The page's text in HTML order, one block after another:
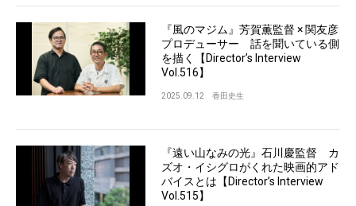
『風のマジム』芳賀薫監督 × 関友彦
プロデューサー 話を聞いている側
を描く【Director’s Interview
Vol.516】
2025.09.12 香田史生
『遠い山なみの光』石川慶監督 カ
ズオ・イシグロがくれた映画的アド
バイスとは【Director’s Interview
Vol.515】